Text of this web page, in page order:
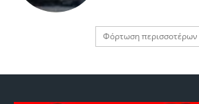
Φόρτωση περισσοτέρων